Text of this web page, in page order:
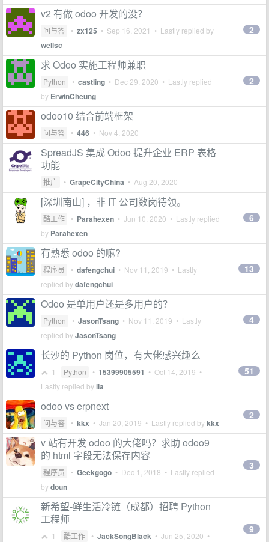
v2 有做 odoo 开发的没？
问与答 • zx125 • Sep 16, 2021 • Lastly replied by
wellsc
2
求 Odoo 实施工程师兼职
Python • castling • Dec 29, 2020 • Lastly replied
by ErwinCheung
2
odoo10 结合前端框架
问与答 • 446 • Nov 4, 2020
SpreadJS 集成 Odoo 提升企业 ERP 表格
功能
推广 • GrapeCityChina • Aug 20, 2020
[深圳南山] ，非 IT 公司数岗待领。
酷工作 • Parahexen • Jun 10, 2020 • Lastly replied
by Parahexen
6
有熟悉 odoo 的嘛?
程序员 • dafengchui • Nov 11, 2019 • Lastly
replied bydafengchui
13
Odoo 是单用户还是多用户的？
Python • JasonTsang • Nov 11, 2019 • Lastly
replied byJasonTsang
4
长沙的 Python 岗位，有大佬感兴趣么
1 Python • 15399905591 • Oct 14, 2019 •
Lastly replied byila
51
odoo vs erpnext
问与答 • kkx • Jan 20, 2019 • Lastly replied bykkx
2
v 站有开发 odoo 的大佬吗？求助 odoo9
的 html 字段无法保存内容
程序员 • Geekgogo • Dec 1, 2018 • Lastly replied
bydoun
3
新希望-鲜生活冷链（成都）招聘 Python
工程师
1 酷工作 • JackSongBlack • Jun 25, 2020 •
9